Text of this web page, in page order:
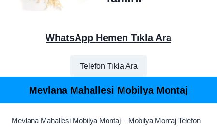
WhatsApp Hemen Tıkla Ara
Telefon Tıkla Ara
Mevlana Mahallesi Mobilya Montaj
Mevlana Mahallesi Mobilya Montaj – Mobilya Montaj Telefon